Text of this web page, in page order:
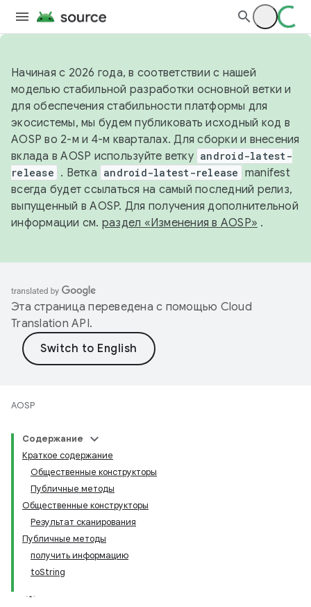
Начиная с 2026 года, в соответствии с нашей
моделью стабильной разработки основной ветки и
для обеспечения стабильности платформы для
экосистемы, мы будем публиковать исходный код в
AOSP во 2-м и 4-м кварталах. Для сборки и внесения
вклада в AOSP используйте ветку android-latest-
release . Ветка android-latest-release manifest
всегда будет ссылаться на самый последний релиз,
выпущенный в AOSP. Для получения дополнительной
информации см. раздел «Изменения в AOSP» .
Эта страница переведена с помощью Cloud
Translation API.
AOSP
Содержание
Краткое содержание
Общественные конструкторы
Публичные методы
Общественные конструкторы
Результат сканирования
Публичные методы
получить информацию
toString